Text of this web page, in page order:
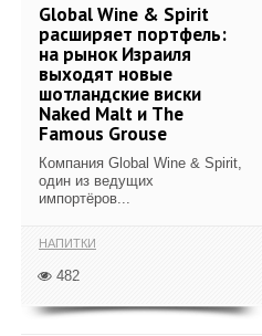
Global Wine & Spirit
расширяет портфель:
на рынок Израиля
выходят новые
шотландские виски
Naked Malt и The
Famous Grouse
Компания Global Wine & Spirit,
один из ведущих
импортёров...
НАПИТКИ
482